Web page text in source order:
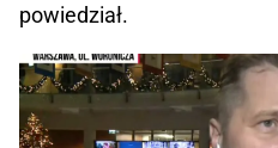
powiedział.